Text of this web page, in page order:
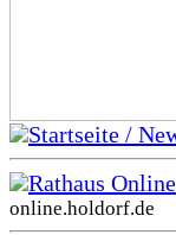
Startseite /
Rathaus Online
online.holdorf.de